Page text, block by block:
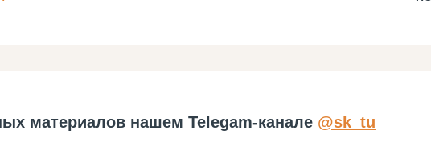
материалов нашем Telegam-канале @sk_tu